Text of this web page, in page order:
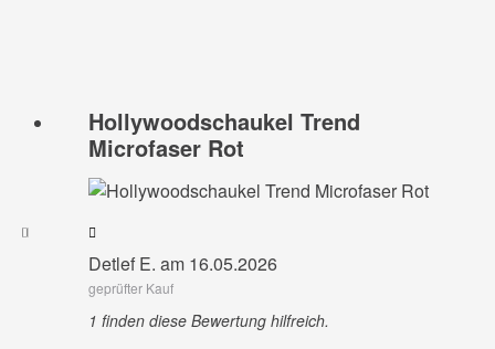
Hollywoodschaukel Trend
Microfaser Rot
Detlef E. am 16.05.2026
geprüfter Kauf
1 finden diese Bewertung hilfreich.